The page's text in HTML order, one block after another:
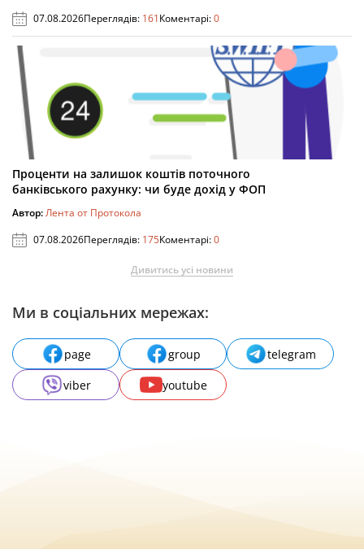
07.08.2026Переглядів: 161Коментарі:0
Проценти на залишок коштів поточного
банківського рахунку: чи буде дохід у ФОП
Автор:Лента от Протокола
07.08.2026Переглядів: 175Коментарі:0
Дивитись усі новини
Ми в соціальних мережах:
page group
telegram
viber
youtube